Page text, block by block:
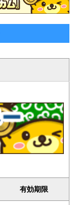
有効期限